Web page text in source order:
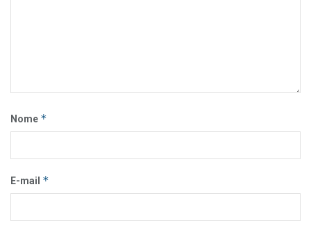
Nome *
E-mail *